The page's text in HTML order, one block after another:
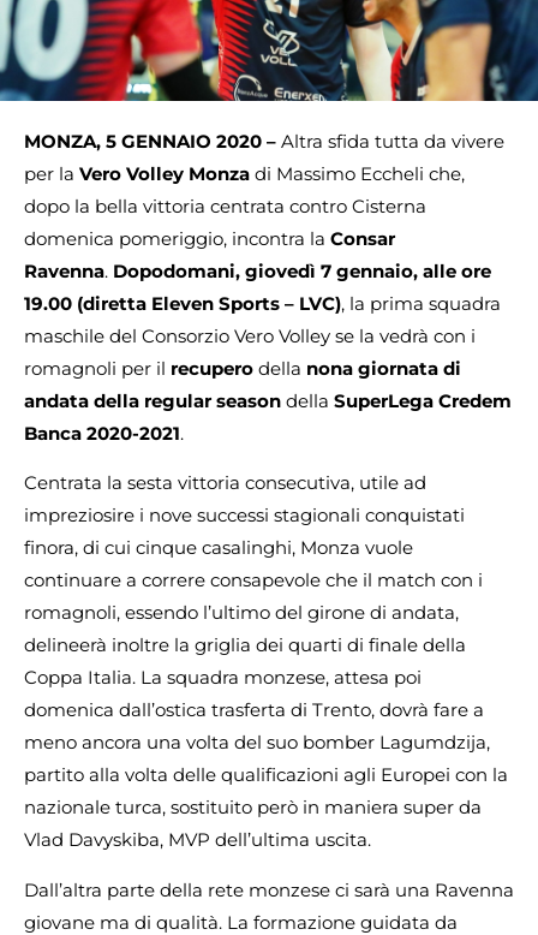
MONZA, 5 GENNAIO 2020 – Altra sfida tutta da vivere
per la Vero Volley Monza di Massimo Eccheli che,
dopo la bella vittoria centrata contro Cisterna
domenica pomeriggio, incontra la Consar
Ravenna. Dopodomani, giovedì 7 gennaio, alle ore
19.00 (diretta Eleven Sports – LVC), la prima squadra
maschile del Consorzio Vero Volley se la vedrà con i
romagnoli per il recupero della nona giornata di
andata della regular season della SuperLega Credem
Banca 2020-2021.
Centrata la sesta vittoria consecutiva, utile ad
impreziosire i nove successi stagionali conquistati
finora, di cui cinque casalinghi, Monza vuole
continuare a correre consapevole che il match con i
romagnoli, essendo l’ultimo del girone di andata,
delineerà inoltre la griglia dei quarti di finale della
Coppa Italia. La squadra monzese, attesa poi
domenica dall’ostica trasferta di Trento, dovrà fare a
meno ancora una volta del suo bomber Lagumdzija,
partito alla volta delle qualificazioni agli Europei con la
nazionale turca, sostituito però in maniera super da
Vlad Davyskiba, MVP dell’ultima uscita.
Dall’altra parte della rete monzese ci sarà una Ravenna
giovane ma di qualità. La formazione guidata da